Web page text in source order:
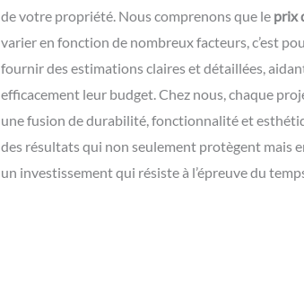
de votre propriété. Nous comprenons que le prix
varier en fonction de nombreux facteurs, c’est
fournir des estimations claires et détaillées,
efficacement leur budget. Chez nous, chaque
une fusion de durabilité, fonctionnalité et
des résultats qui non seulement protègent mais
un investissement qui résiste à l’épreuve du